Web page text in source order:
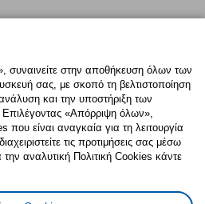
PinterestTwitter
ψηφιακής προσβασιμότητας
συναινείτε στην αποθήκευση όλων των
σας, με σκοπό τη βελτιστοποίηση
και την υποστήριξη των
Επιλέγοντας «Απόρριψη όλων»,
είναι αναγκαία για τη λειτουργία
τις προτιμήσεις σας μέσω
αναλυτική Πολιτική Cookies κάντε